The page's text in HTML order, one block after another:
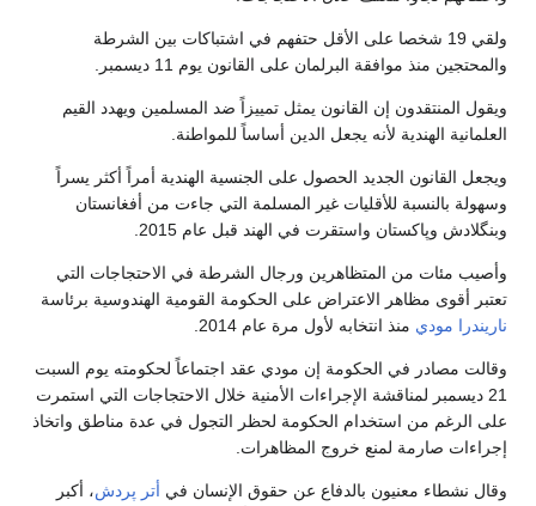
ولقي 19 شخصا على الأقل حتفهم في اشتباكات بين الشرطة
والمحتجين منذ موافقة البرلمان على القانون يوم 11 ديسمبر.
ويقول المنتقدون إن القانون يمثل تمييزاً ضد المسلمين ويهدد القيم
العلمانية الهندية لأنه يجعل الدين أساساً للمواطنة.
ويجعل القانون الجديد الحصول على الجنسية الهندية أمراً أكثر يسراً
وسهولة بالنسبة للأقليات غير المسلمة التي جاءت من أفغانستان
وبنگلادش وپاكستان واستقرت في الهند قبل عام 2015.
وأصيب مئات من المتظاهرين ورجال الشرطة في الاحتجاجات التي
تعتبر أقوى مظاهر الاعتراض على الحكومة القومية الهندوسية برئاسة
ناريندرا مودي منذ انتخابه لأول مرة عام 2014.
وقالت مصادر في الحكومة إن مودي عقد اجتماعاً لحكومته يوم السبت
21 ديسمبر لمناقشة الإجراءات الأمنية خلال الاحتجاجات التي استمرت
على الرغم من استخدام الحكومة لحظر التجول في عدة مناطق واتخاذ
إجراءات صارمة لمنع خروج المظاهرات.
وقال نشطاء معنيون بالدفاع عن حقوق الإنسان في أتر پردش، أكبر